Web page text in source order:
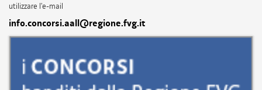
utilizzare l'e-mail
info.concorsi.aall@regione.fvg.it